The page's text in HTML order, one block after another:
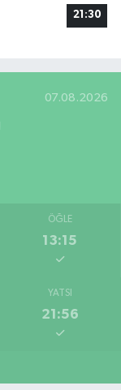
21:30
07.08.2026
ÖĞLE
13:15
YATSI
21:56